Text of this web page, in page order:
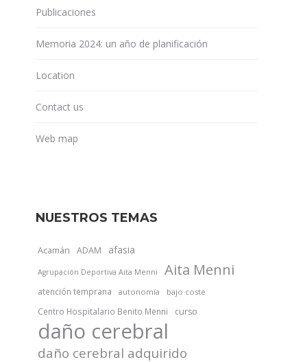
Publicaciones
Memoria 2024: un año de planificación
Location
Contact us
Web map
NUESTROS TEMAS
Acamán ADAM afasia
Agrupación Deportiva Aita Menni Aita Menni
atención temprana autonomía bajo coste
Centro Hospitalario Benito Menni curso
daño cerebral
daño cerebral adquirido